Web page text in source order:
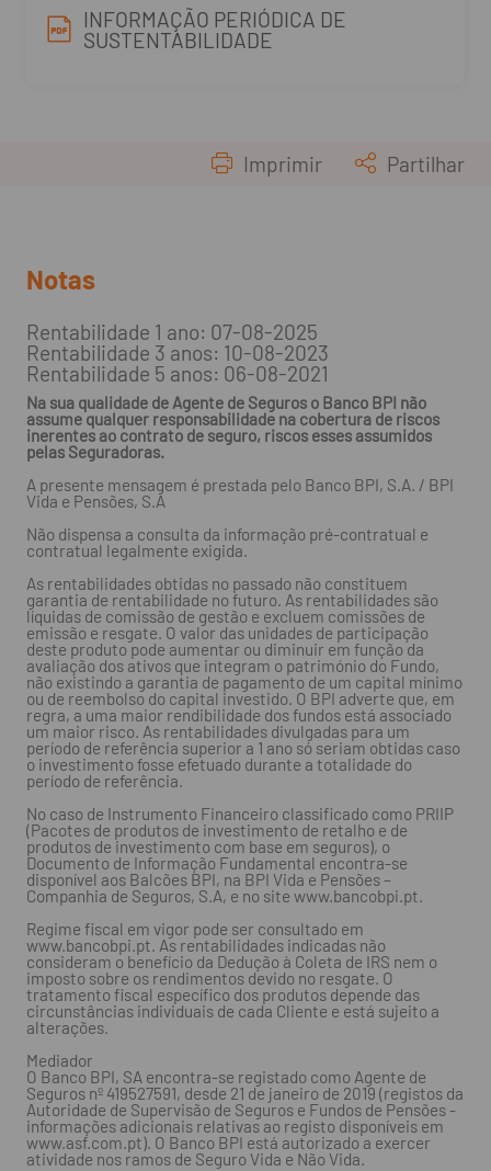
INFORMAÇÃO PERIÓDICA DE
SUSTENTABILIDADE
Imprimir Partilhar
Notas
Rentabilidade 1 ano: 07-08-2025
Rentabilidade 3 anos: 10-08-2023
Rentabilidade 5 anos: 06-08-2021
Na sua qualidade de Agente de Seguros o Banco BPI não
assume qualquer responsabilidade na cobertura de riscos
inerentes ao contrato de seguro, riscos esses assumidos
pelas Seguradoras.
A presente mensagem é prestada pelo Banco BPI, S.A. / BPI
Vida e Pensões, S.A
Não dispensa a consulta da informação pré-contratual e
contratual legalmente exigida.
As rentabilidades obtidas no passado não constituem
garantia de rentabilidade no futuro. As rentabilidades são
líquidas de comissão de gestão e excluem comissões de
emissão e resgate. O valor das unidades de participação
deste produto pode aumentar ou diminuir em função da
avaliação dos ativos que integram o património do Fundo,
não existindo a garantia de pagamento de um capital mínimo
ou de reembolso do capital investido. O BPI adverte que, em
regra, a uma maior rendibilidade dos fundos está associado
um maior risco. As rentabilidades divulgadas para um
período de referência superior a 1 ano só seriam obtidas caso
o investimento fosse efetuado durante a totalidade do
período de referência.
No caso de Instrumento Financeiro classificado como PRIIP
(Pacotes de produtos de investimento de retalho e de
produtos de investimento com base em seguros), o
Documento de Informação Fundamental encontra-se
disponível aos Balcões BPI, na BPI Vida e Pensões –
Companhia de Seguros, S.A, e no site www.bancobpi.pt.
Regime fiscal em vigor pode ser consultado em
www.bancobpi.pt. As rentabilidades indicadas não
consideram o benefício da Dedução à Coleta de IRS nem o
imposto sobre os rendimentos devido no resgate. O
tratamento fiscal específico dos produtos depende das
circunstâncias individuais de cada Cliente e está sujeito a
alterações.
Mediador
O Banco BPI, SA encontra-se registado como Agente de
Seguros nº 419527591, desde 21 de janeiro de 2019 (registos da
Autoridade de Supervisão de Seguros e Fundos de Pensões -
informações adicionais relativas ao registo disponíveis em
www.asf.com.pt). O Banco BPI está autorizado a exercer
atividade nos ramos de Seguro Vida e Não Vida.